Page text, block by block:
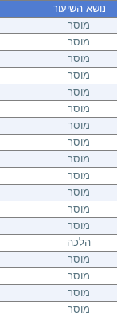
נושא השיעור
מוסר
מוסר
מוסר
מוסר
מוסר
מוסר
מוסר
מוסר
מוסר
מוסר
מוסר
מוסר
מוסר
הלכה
מוסר
מוסר
מוסר
מוסר